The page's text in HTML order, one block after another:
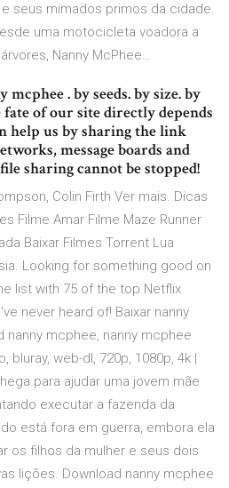
seus mimados primos da cidade.
uma motocicleta voadora a
Nanny McPhee…
. by seeds. by size. by
fate of our site directly depends
help us by sharing the link
message boards and
sharing cannot be stopped!
Colin Firth Ver mais. Dicas
Filme Amar Filme Maze Runner
Baixar Filmes Torrent Lua
Looking for something good on
list with 75 of the top Netflix
never heard of! Baixar nanny
mcphee, nanny mcphee
web-dl, 720p, 1080p, 4k |
para ajudar uma jovem mãe
executar a fazenda da
está fora em guerra, embora ela
os filhos da mulher e seus dois
lições. Download nanny mcphee